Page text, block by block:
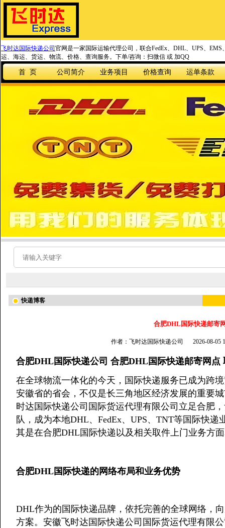
飞时达国际快递公司 官网是一家国际运输代理公司，联合FedEx、DHL、UPS、
运、海运、货运、物流、价格、查询服务。下单/咨询：扫微信 或 加QQ
首 页 公司简介 业务项目 价格查询 运单条款
快递博客
合肥DHL国际快递邮寄
作者：飞时达国际快递公司 2026-08-05
合肥DHL国际快递公司 合肥DHL国际快递邮寄网点
在全球物流一体化的今天，国际快递服务已成为跨
安徽省的省会，不仅是长三角地区经济发展的重要
时达国际快递公司国际货运代理有限公司立足合肥
队，成为本地DHL、FedEx、UPS、TNT等国际快
其是在合肥DHL国际快递以及相关取件上门业务方
合肥DHL国际快递的网络布局和业务优势
DHL作为的国际快递品牌，依托完善的全球网络，
方案。安徽飞时达国际快递公司国际货运代理有限